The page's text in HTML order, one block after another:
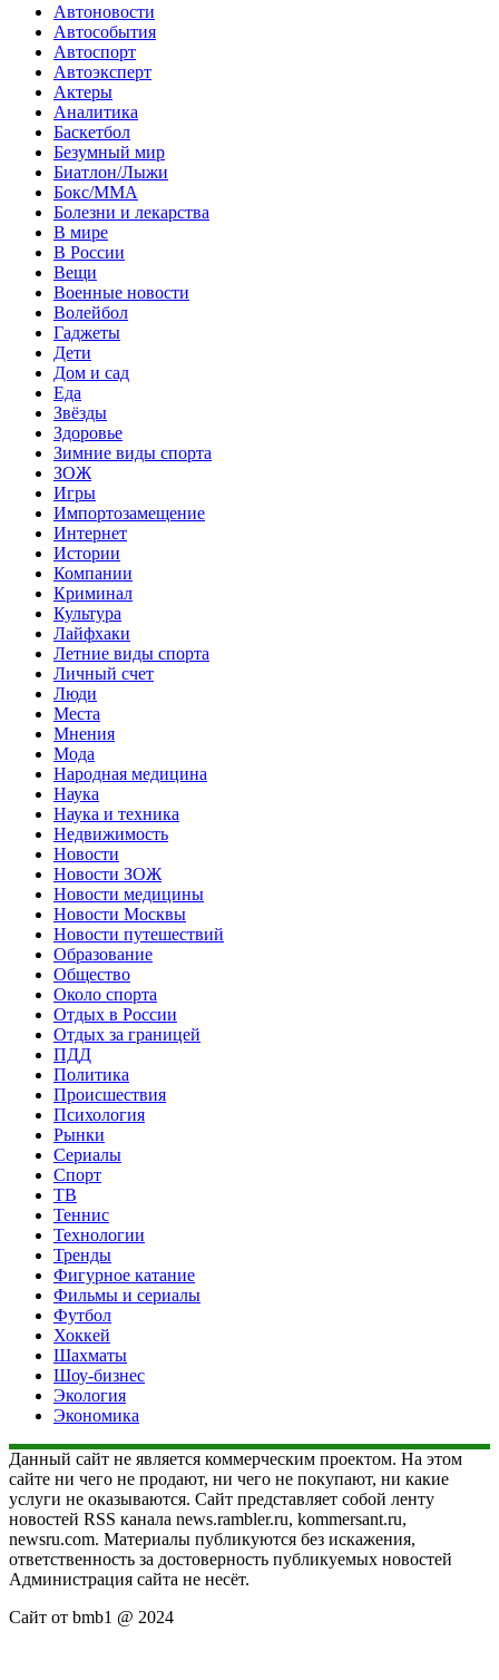
Автоновости
Автособытия
Автоспорт
Автоэксперт
Актеры
Аналитика
Баскетбол
Безумный мир
Биатлон/Лыжи
Бокс/MMA
Болезни и лекарства
В мире
В России
Вещи
Военные новости
Волейбол
Гаджеты
Дети
Дом и сад
Еда
Звёзды
Здоровье
Зимние виды спорта
ЗОЖ
Игры
Импортозамещение
Интернет
Истории
Компании
Криминал
Культура
Лайфхаки
Летние виды спорта
Личный счет
Люди
Места
Мнения
Мода
Народная медицина
Наука
Наука и техника
Недвижимость
Новости
Новости ЗОЖ
Новости медицины
Новости Москвы
Новости путешествий
Образование
Общество
Около спорта
Отдых в России
Отдых за границей
ПДД
Политика
Происшествия
Психология
Рынки
Сериалы
Спорт
ТВ
Теннис
Технологии
Тренды
Фигурное катание
Фильмы и сериалы
Футбол
Хоккей
Шахматы
Шоу-бизнес
Экология
Экономика
Данный сайт не является коммерческим проектом. На этом
сайте ни чего не продают, ни чего не покупают, ни какие
услуги не оказываются. Сайт представляет собой ленту
новостей RSS канала news.rambler.ru, kommersant.ru,
newsru.com. Материалы публикуются без искажения,
ответственность за достоверность публикуемых новостей
Администрация сайта не несёт.
Сайт от bmb1 @ 2024